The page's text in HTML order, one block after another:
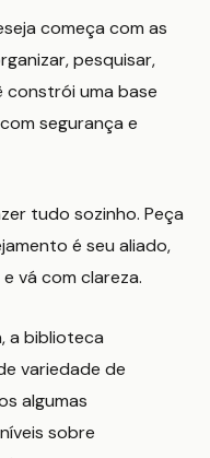
começa com as
pesquisar,
constrói uma base
segurança e
tudo sozinho. Peça
é seu aliado,
vá com clareza.
a biblioteca
variedade de
algumas
sobre